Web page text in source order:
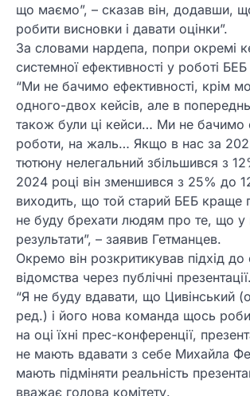
що маємо”, – сказав він, додавши,
робити висновки і давати оцінки”.
За словами нардепа, попри окремі
системної ефективності у роботі
“Ми не бачимо ефективності, крім
одного-двох кейсів, але в
також були ці кейси… Ми не бачимо
роботи, на жаль… Якщо в нас за
тютюну нелегальний збільшився з
2024 році він зменшився з 25% до
виходить, що той старий БЕБ краще
не буду брехати людям про те, що у
результати”, – заявив Гетманцев.
Окремо він розкритикував підхід до
відомства через публічні презентації.
“Я не буду вдавати, що Цивінський
ред.) і його нова команда щось
на оці їхні прес-конференції,
не мають вдавати з себе Михайла
мають підміняти реальність
вважає голова комітету.